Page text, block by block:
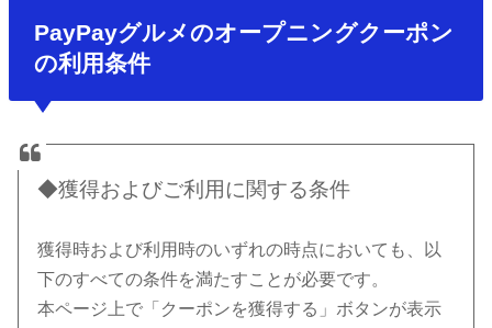
PayPayグルメのオープニングクーポン
の利用条件
◆獲得およびご利用に関する条件
獲得時および利用時のいずれの時点においても、以
下のすべての条件を満たすことが必要です。
本ページ上で「クーポンを獲得する」ボタンが表示